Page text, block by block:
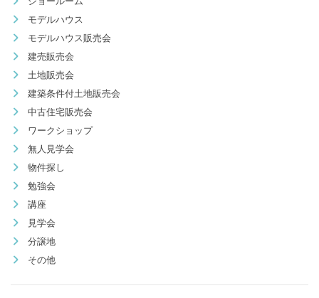
モデルハウス
モデルハウス販売会
建売販売会
土地販売会
建築条件付土地販売会
中古住宅販売会
ワークショップ
無人見学会
物件探し
勉強会
講座
見学会
分譲地
その他